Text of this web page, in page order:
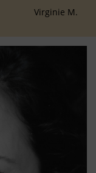
Virginie M.